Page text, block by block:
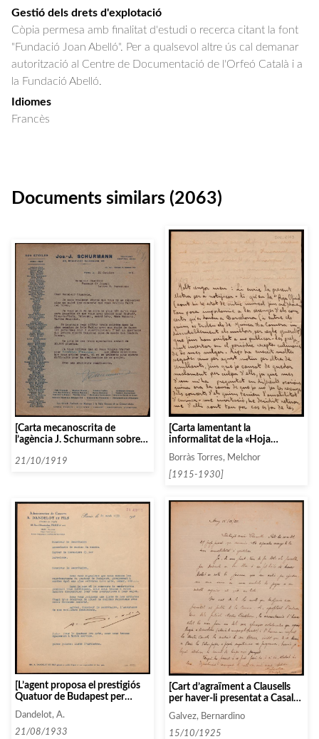
Gestió dels drets d'explotació
Còpia permesa amb finalitat d'estudi o recerca citant la font
"Fundació Joan Abelló". Per a qualsevol altre ús cal demanar
autorització al Centre de Documentació de l'Orfeó Català i a
la Fundació Abelló.
Idiomes
Francès
Documents similars (2063)
[Carta mecanoscrita de
l’agència J. Schurmann sobre
21/10/1919
[Carta lamentant la
informalitat de la «Hoja
Borràs Torres, Melchor
[1915-1930]
[L’agent proposa el prestigiós
Quatuor de Budapest per
actuar a Barcelona]
Dandelot, A.
21/08/1933
[Cart d’agraïment a Clausells
per haver-li presentat a Casals i
demanda de col·laborar amb
els concerts de Crickboom]
Galvez, Bernardino
15/10/1925